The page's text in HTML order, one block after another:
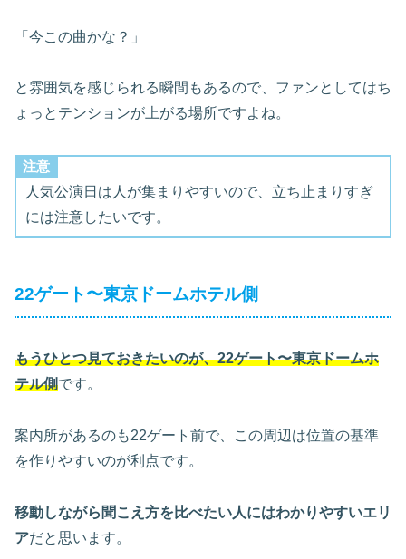
「今この曲かな？」
と雰囲気を感じられる瞬間もあるので、ファンとしてはち
ょっとテンションが上がる場所ですよね。
注意
人気公演日は人が集まりやすいので、立ち止まりすぎ
には注意したいです。
22ゲート〜東京ドームホテル側
もうひとつ見ておきたいのが、22ゲート〜東京ドームホ
テル側です。
案内所があるのも22ゲート前で、この周辺は位置の基準
を作りやすいのが利点です。
移動しながら聞こえ方を比べたい人にはわかりやすいエリ
アだと思います。